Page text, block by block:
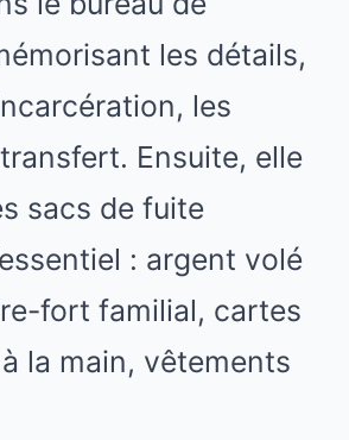
les détails,
les
Ensuite, elle
sacs de fuite
: argent volé
fort familial, cartes
la main, vêtements